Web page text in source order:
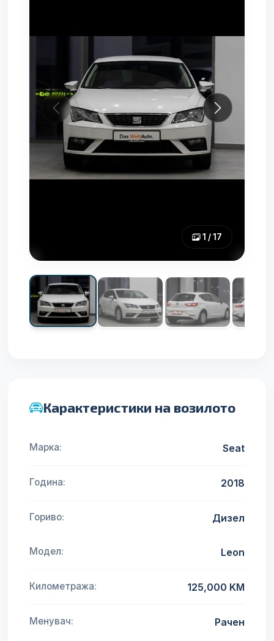
1 / 17
Карактеристики на возилото
Марка: Seat
Година: 2018
Гориво: Дизел
Модел: Leon
Километража: 125,000 KM
Менувач: Рачен